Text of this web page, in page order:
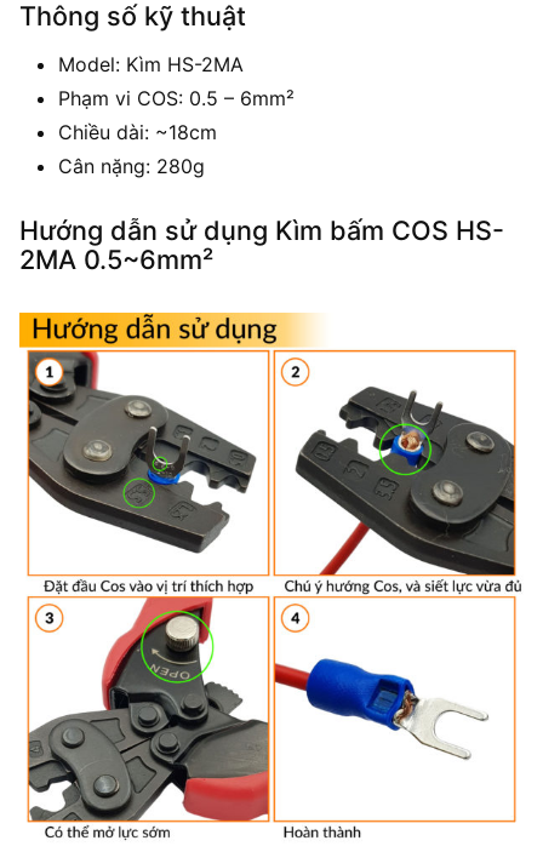
Thông số kỹ thuật
Model: Kìm HS-2MA
Phạm vi COS: 0.5 – 6mm²
Chiều dài: ~18cm
Cân nặng: 280g
Hướng dẫn sử dụng Kìm bấm COS HS-
2MA 0.5~6mm²